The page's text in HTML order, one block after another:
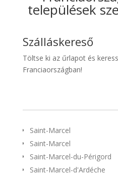
Transzfer
Taxi
települések
Szálláskereső
Töltse ki az űrlapot és
Franciaországban!
Saint-Marcel
Saint-Marcel
Saint-Marcel-du-Périgord
Saint-Marcel-d'Ardéche